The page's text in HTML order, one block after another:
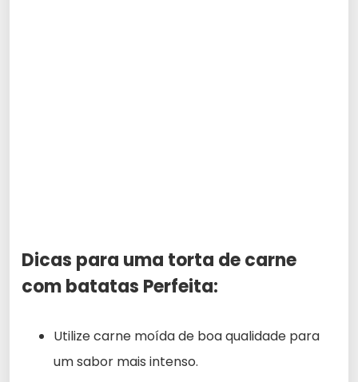
Dicas para uma torta de carne
com batatas Perfeita:
Utilize carne moída de boa qualidade para
um sabor mais intenso.